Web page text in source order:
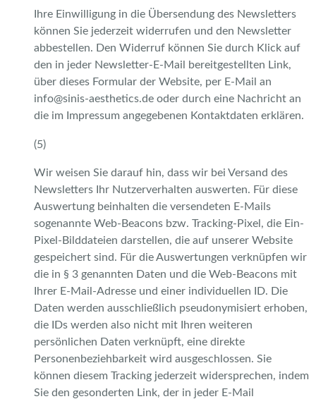
Ihre Einwilligung in die Übersendung des Newsletters
können Sie jederzeit widerrufen und den Newsletter
abbestellen. Den Widerruf können Sie durch Klick auf
den in jeder Newsletter-E-Mail bereitgestellten Link,
über dieses Formular der Website, per E-Mail an
info@sinis-aesthetics.de oder durch eine Nachricht an
die im Impressum angegebenen Kontaktdaten erklären.
(5)
Wir weisen Sie darauf hin, dass wir bei Versand des
Newsletters Ihr Nutzerverhalten auswerten. Für diese
Auswertung beinhalten die versendeten E-Mails
sogenannte Web-Beacons bzw. Tracking-Pixel, die Ein-
Pixel-Bilddateien darstellen, die auf unserer Website
gespeichert sind. Für die Auswertungen verknüpfen wir
die in § 3 genannten Daten und die Web-Beacons mit
Ihrer E-Mail-Adresse und einer individuellen ID. Die
Daten werden ausschließlich pseudonymisiert erhoben,
die IDs werden also nicht mit Ihren weiteren
persönlichen Daten verknüpft, eine direkte
Personenbeziehbarkeit wird ausgeschlossen. Sie
können diesem Tracking jederzeit widersprechen, indem
Sie den gesonderten Link, der in jeder E-Mail